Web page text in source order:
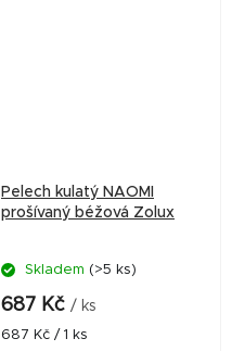
Pelech kulatý NAOMI
prošívaný béžová Zolux
Skladem (>5 ks)
687 Kč / ks
Měrná
687 Kč / 1 ks